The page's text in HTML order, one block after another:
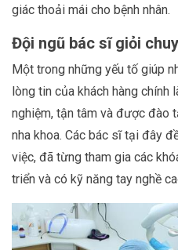
giác thoải mái cho bệnh nhân.
Đội ngũ bác sĩ giỏi
Một trong những yếu tố giúp
lòng tin của khách hàng chính
nghiệm, tận tâm và được đào
nha khoa. Các bác sĩ tại đây
việc, đã từng tham gia các
triển và có kỹ năng tay nghề